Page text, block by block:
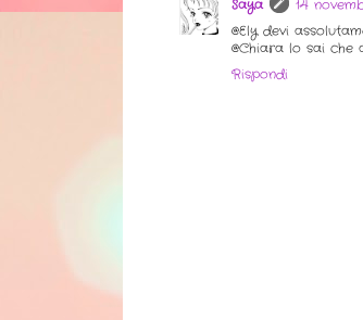
Saya
14
@Ely devi
@Chiara lo sai
Rispondi